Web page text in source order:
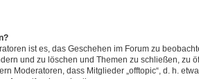
ist es, das Geschehen im Forum zu
und zu löschen und Themen zu schließen, zu
Moderatoren, dass Mitglieder „offtopic“, d. h.